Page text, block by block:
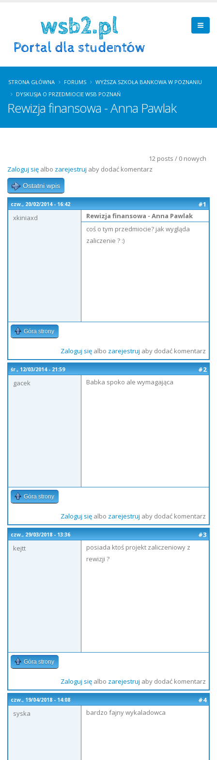
STRONA GŁÓWNA FORUMS
WYŻSZA SZKOŁA BANKOWA W POZNANIU
DYSKUSJA O PRZEDMIOCIE WSB POZNAŃ
Rewizja finansowa - Anna Pawlak
12 posts / 0 nowych
Zaloguj się albo zarejestruj aby dodać komentarz
Ostatni wpis
czw., 20/02/2014 - 16:42
#1
xkiniaxd
Rewizja finansowa - Anna Pawlak
coś o tym przedmiocie? jak wygląda
zaliczenie ? :)
Góra strony
Zaloguj sięalbo zarejestruj aby dodać komentarz
śr., 12/03/2014 - 21:59
#2
gacek
Babka spoko ale wymagająca
Góra strony
Zaloguj sięalbo zarejestruj aby dodać komentarz
czw., 29/03/2018 - 13:36
#3
kejtt
posiada ktoś projekt zaliczeniowy z
rewizji ?
Góra strony
Zaloguj sięalbo zarejestruj aby dodać komentarz
czw., 19/04/2018 - 14:08
#4
syska
bardzo fajny wykaladowca